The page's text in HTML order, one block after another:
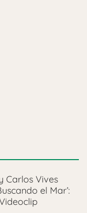
Carlos Vives
el Mar’: